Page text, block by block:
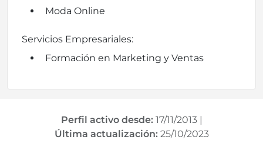
Moda Online
Servicios Empresariales:
Formación en Marketing y Ventas
Perfil activo desde:17/11/2013|
Última actualización:25/10/2023